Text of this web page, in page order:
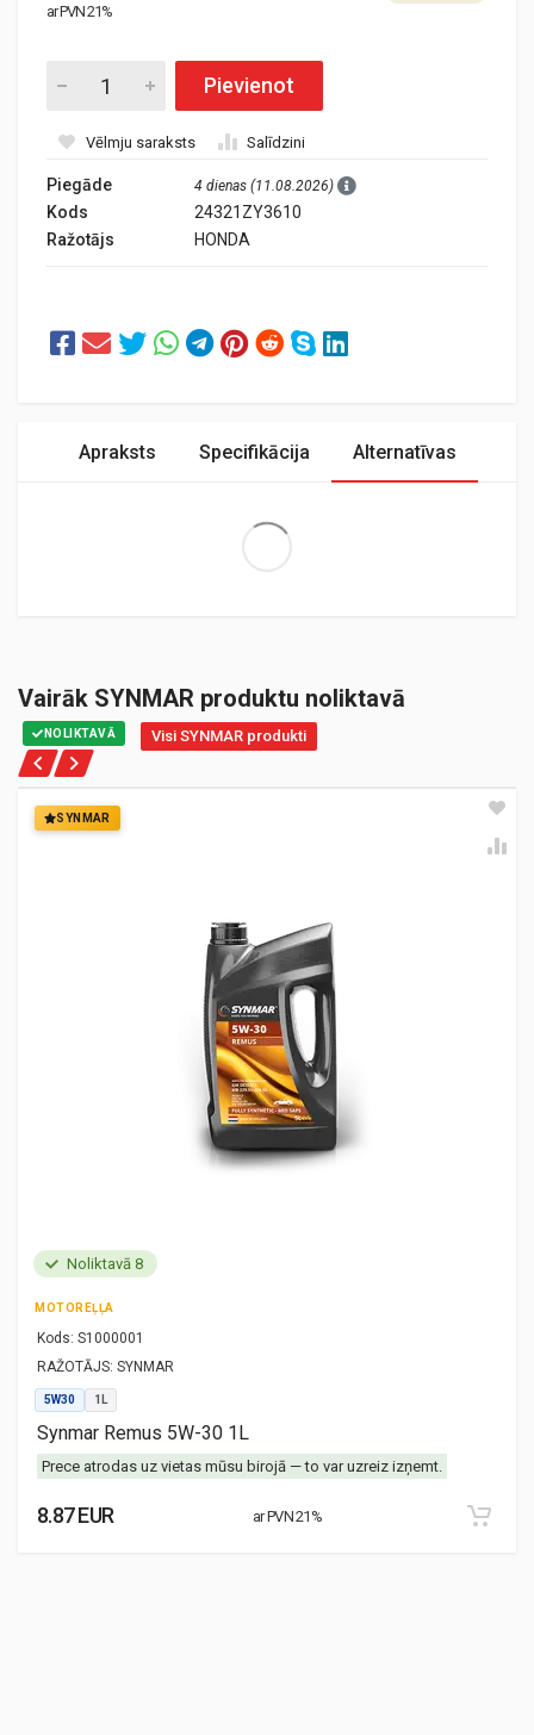
ar PVN 21%
Pievienot
Vēlmju saraksts Salīdzini
Piegāde 4 dienas (11.08.2026)
Kods
24321ZY3610
Ražotājs
HONDA
Apraksts Specifikācija Alternatīvas
Vairāk SYNMAR produktu noliktavā
NOLIKTAVĀ Visi SYNMAR produkti
SYNMAR
Noliktavā 8
MOTOREĻĻA
Kods: S1000001
RAŽOTĀJS: SYNMAR
5W30 1L
Synmar Remus 5W-30 1L
Prece atrodas uz vietas mūsu birojā — to var uzreiz izņemt.
8.87 EUR ar PVN 21%